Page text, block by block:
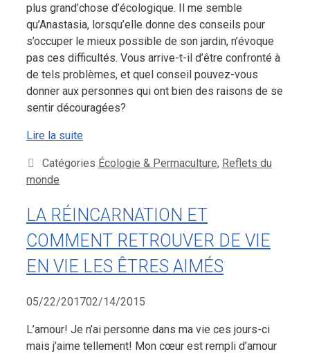
plus grand’chose d’écologique. Il me semble
qu’Anastasia, lorsqu’elle donne des conseils pour
s’occuper le mieux possible de son jardin, n’évoque
pas ces difficultés. Vous arrive-t-il d’être confronté à
de tels problèmes, et quel conseil pouvez-vous
donner aux personnes qui ont bien des raisons de se
sentir découragées?
Lire la suite
Catégories Écologie & Permaculture, Reflets du
monde
LA RÉINCARNATION ET
COMMENT RETROUVER DE VIE
EN VIE LES ÊTRES AIMÉS
05/22/201702/14/2015
L’amour! Je n’ai personne dans ma vie ces jours-ci
mais j’aime tellement! Mon cœur est rempli d’amour